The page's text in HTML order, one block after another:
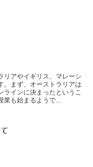
リアやイギリス、マレーシ
。まず、オーストラリアは
ラインに決まったというこ
業も始まるようで...